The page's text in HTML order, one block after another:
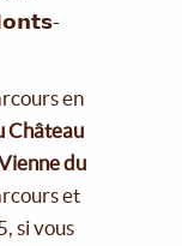
en
Château
du
et
si vous